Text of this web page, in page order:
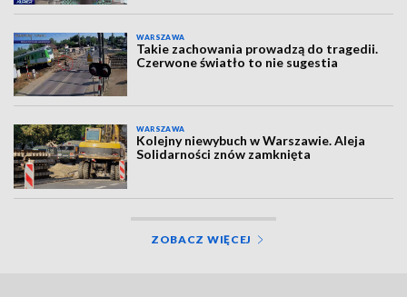
WARSZAWA
Takie zachowania prowadzą do tragedii.
Czerwone światło to nie sugestia
WARSZAWA
Kolejny niewybuch w Warszawie. Aleja
Solidarności znów zamknięta
ZOBACZ WIĘCEJ